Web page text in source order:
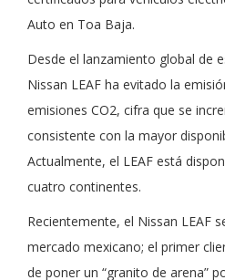
Auto en Toa Baja.
Desde el lanzamiento global de
Nissan LEAF ha evitado la
emisiones CO2, cifra que se
consistente con la mayor
Actualmente, el LEAF está
cuatro continentes.
Recientemente, el Nissan LEAF
mercado mexicano; el primer
de poner un “granito de arena”